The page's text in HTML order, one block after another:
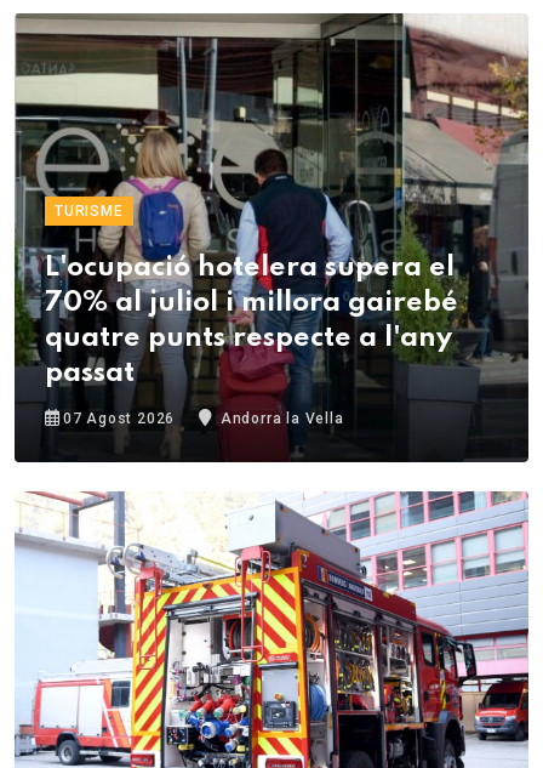
TURISME
L'ocupació hotelera supera el
70% al juliol i millora gairebé
quatre punts respecte a l'any
passat
07 Agost 2026 Andorra la Vella